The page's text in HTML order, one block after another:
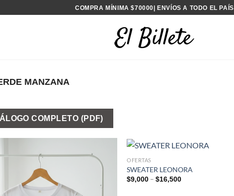
COMPRA MÍNIMA $70000| ENVÍOS A TODO EL PAÍS
MANZANA
COMPLETO (PDF)
OFERTAS
SWEATER LEONORA
$9,000 –$16,500